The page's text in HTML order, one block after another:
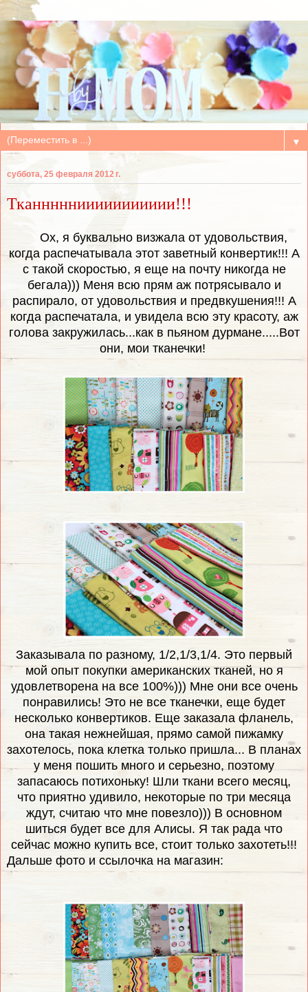
▼
суббота, 25 февраля 2012 г.
Тканнннниииииииииии!!!
Ох, я буквально визжала от удовольствия,
когда распечатывала этот заветный конвертик!!! А
с такой скоростью, я еще на почту никогда не
бегала))) Меня всю прям аж потрясывало и
распирало, от удовольствия и предвкушения!!! А
когда распечатала, и увидела всю эту красоту, аж
голова закружилась...как в пьяном дурмане.....Вот
они, мои тканечки!
Заказывала по разному, 1/2,1/3,1/4. Это первый
мой опыт покупки американских тканей, но я
удовлетворена на все 100%))) Мне они все очень
понравились! Это не все тканечки, еще будет
несколько конвертиков. Еще заказала фланель,
она такая нежнейшая, прямо самой пижамку
захотелось, пока клетка только пришла... В планах
у меня пошить много и серьезно, поэтому
запасаюсь потихоньку! Шли ткани всего месяц,
что приятно удивило, некоторые по три месяца
ждут, считаю что мне повезло))) В основном
шиться будет все для Алисы. Я так рада что
сейчас можно купить все, стоит только захотеть!!!
Дальше фото и ссылочка на магазин: